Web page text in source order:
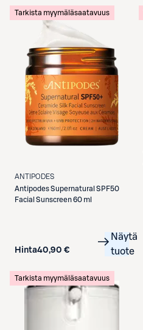
Tarkista myymäläsaatavuus
ANTIPODES
AntipodesSupernatural SPF50
Facial Sunscreen 60 ml
Hinta40,90 €
Näytä
tuote
Tarkista myymäläsaatavuus